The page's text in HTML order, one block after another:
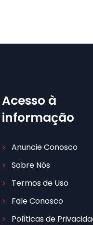
Acesso à
informação
Anuncie Conosco
Sobre Nós
Termos de Uso
Fale Conosco
Políticas de